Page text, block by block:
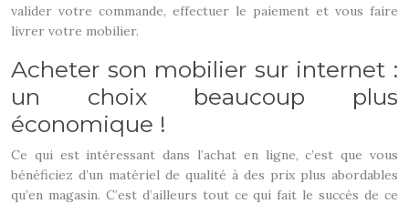
valider votre commande, effectuer le paiement et vous faire
livrer votre mobilier.
Acheter son mobilier sur internet :
un choix beaucoup plus
économique !
Ce qui est intéressant dans l’achat en ligne, c’est que vous
bénéficiez d’un matériel de qualité à des prix plus abordables
qu’en magasin. C’est d’ailleurs tout ce qui fait le succès de ce